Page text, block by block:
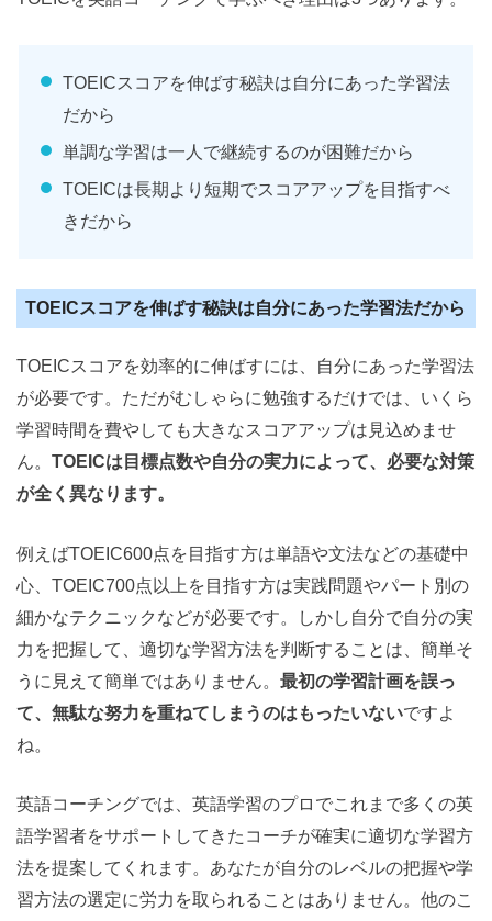
TOEICスコアを伸ばす秘訣は自分にあった学習法
だから
単調な学習は一人で継続するのが困難だから
TOEICは長期より短期でスコアアップを目指すべ
きだから
TOEICスコアを伸ばす秘訣は自分にあった学習法だから
TOEICスコアを効率的に伸ばすには、自分にあった学習法
が必要です。ただがむしゃらに勉強するだけでは、いくら
学習時間を費やしても大きなスコアアップは見込めませ
ん。 TOEICは目標点数や自分の実力によって、必要な対策
が全く異なります。
例えばTOEIC600点を目指す方は単語や文法などの基礎中
心、TOEIC700点以上を目指す方は実践問題やパート別の
細かなテクニックなどが必要です。しかし自分で自分の実
力を把握して、適切な学習方法を判断することは、簡単そ
うに見えて簡単ではありません。 最初の学習計画を誤っ
て、無駄な努力を重ねてしまうのはもったいないですよ
ね。
英語コーチングでは、英語学習のプロでこれまで多くの英
語学習者をサポートしてきたコーチが確実に適切な学習方
法を提案してくれます。あなたが自分のレベルの把握や学
習方法の選定に労力を取られることはありません。他のこ